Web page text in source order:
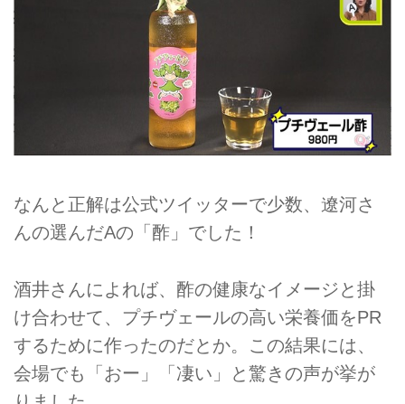
なんと正解は公式ツイッターで少数、遼河さ
んの選んだAの「酢」でした！
酒井さんによれば、酢の健康なイメージと掛
け合わせて、プチヴェールの高い栄養価をPR
するために作ったのだとか。この結果には、
会場でも「おー」「凄い」と驚きの声が挙が